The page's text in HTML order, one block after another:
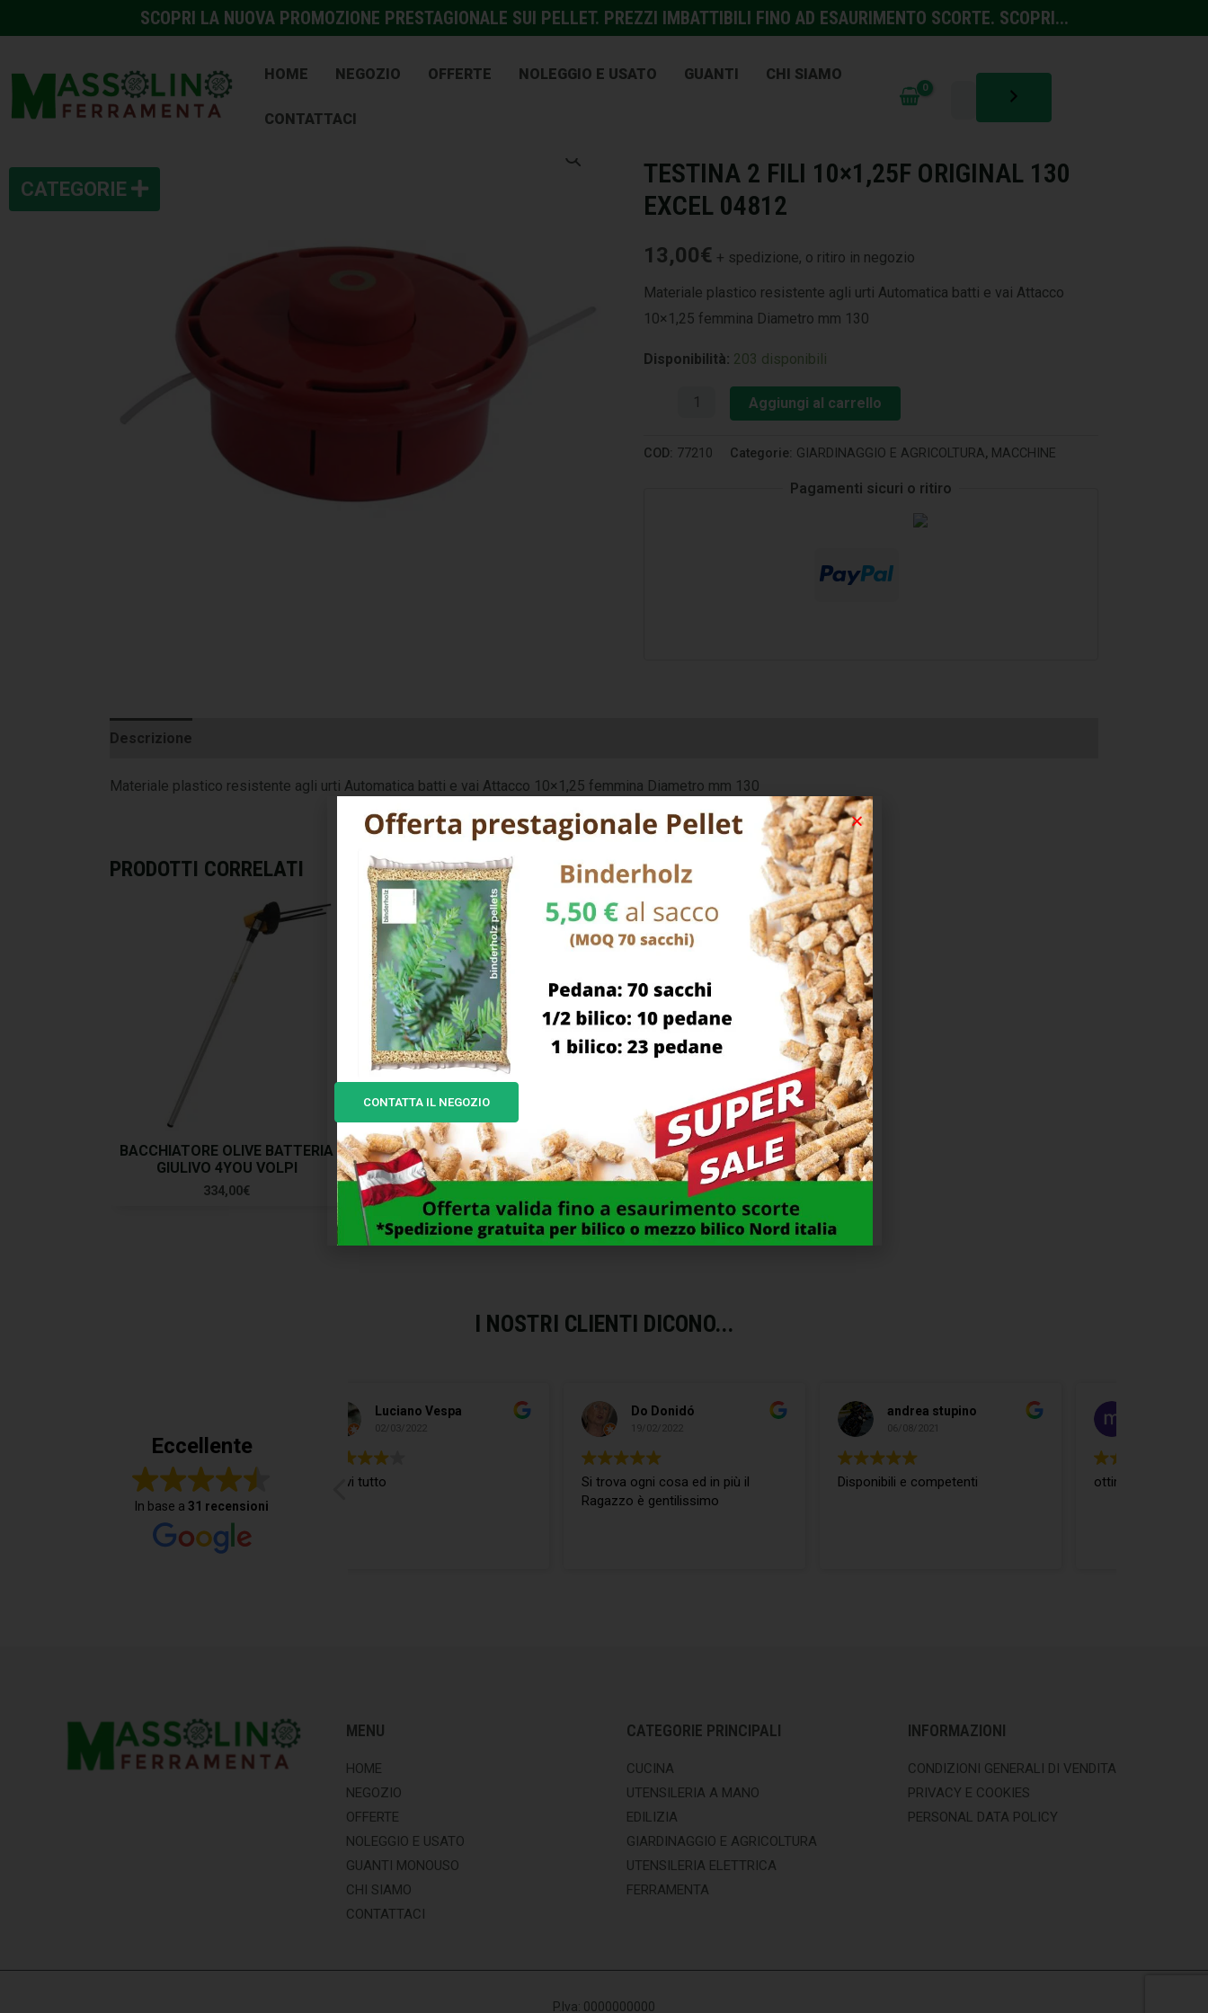
SCOPRI LA NUOVA PROMOZIONE PRESTAGIONALE SUI PELLET. PREZZI IMBATTIBILI FINO AD ESAURIMENTO SCORTE. SCOPRI...
HOME NEGOZIO OFFERTE NOLEGGIO E USATO GUANTI CHI SIAMO
CONTATTACI
TESTINA 2 FILI 10×1,25F ORIGINAL 130
EXCEL 04812
13,00€ + spedizione, o ritiro in negozio
Materiale plastico resistente agli urti Automatica batti e vai Attacco
10×1,25 femmina Diametro mm 130
Disponibilità: 203 disponibili
Aggiungi al carrello
COD: 77210 Categorie: GIARDINAGGIO E AGRICOLTURA, MACCHINE
Pagamenti sicuri o ritiro
Descrizione
Materiale plastico resistente agli urti Automatica batti e vai Attacco 10×1,25 femmina Diametro mm 130
PRODOTTI CORRELATI
BACCHIATORE OLIVE BATTERIA
GIULIVO 4YOU VOLPI
334,00€
MOLA AFFILCATENE AF104
104×4,5 F.22,0 EXCEL 07310
MOLA AFFILACATENE MM 145×4,5
F.22,2
17,00
I NOSTRI CLIENTI DICONO...
Eccellente
In base a 31 recensioni
Trovi tutto
Do Donidó
Si trova ogni cosa ed in più il
andrea stupino
Disponibili e competenti
mario cortemilia
ottimo rapporto qualità prezzo
MENU
HOME
NEGOZIO
OFFERTE
NOLEGGIO E USATO
GUANTI MONOUSO
CHI SIAMO
CONTATTACI
CATEGORIE PRINCIPALI
CUCINA
UTENSILERIA A MANO
EDILIZIA
GIARDINAGGIO E AGRICOLTURA
UTENSILERIA ELETTRICA
FERRAMENTA
INFORMAZIONI
CONDIZIONI GENERALI DI VENDITA
PRIVACY E COOKIES
PERSONAL DATA POLICY
P.Iva: 0000000000
CONTATTA IL NEGOZIO